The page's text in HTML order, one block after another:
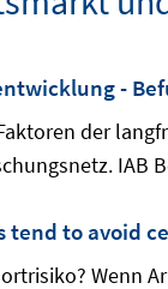
-
der
IAB
tend to avoid